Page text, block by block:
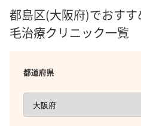
都島区(大阪府)でおす
毛治療クリニック一覧
都道府県